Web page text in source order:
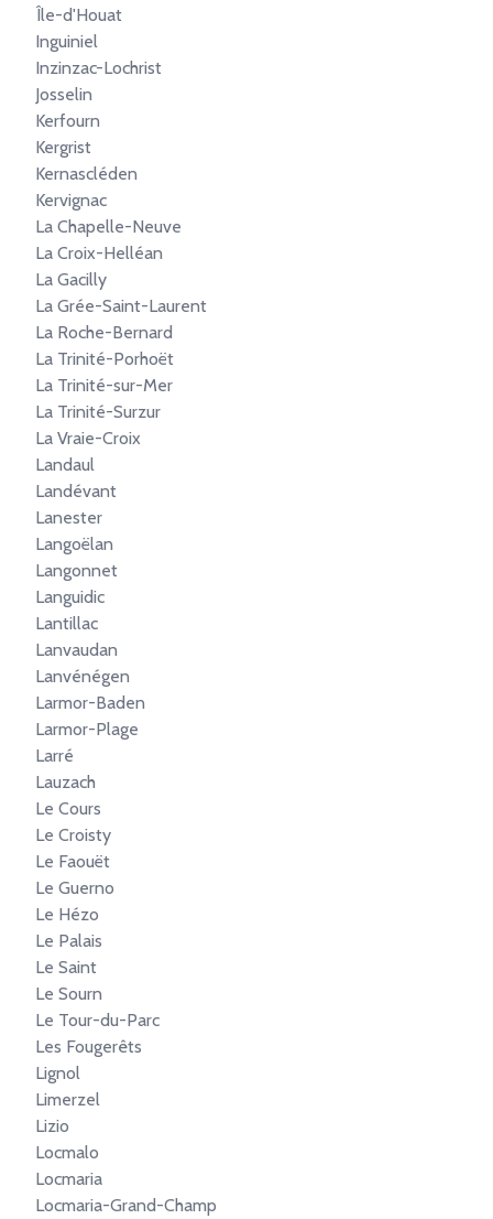
Île-d'Houat
Inguiniel
Inzinzac-Lochrist
Josselin
Kerfourn
Kergrist
Kernascléden
Kervignac
La Chapelle-Neuve
La Croix-Helléan
La Gacilly
La Grée-Saint-Laurent
La Roche-Bernard
La Trinité-Porhoët
La Trinité-sur-Mer
La Trinité-Surzur
La Vraie-Croix
Landaul
Landévant
Lanester
Langoëlan
Langonnet
Languidic
Lantillac
Lanvaudan
Lanvénégen
Larmor-Baden
Larmor-Plage
Larré
Lauzach
Le Cours
Le Croisty
Le Faouët
Le Guerno
Le Hézo
Le Palais
Le Saint
Le Sourn
Le Tour-du-Parc
Les Fougerêts
Lignol
Limerzel
Lizio
Locmalo
Locmaria
Locmaria-Grand-Champ